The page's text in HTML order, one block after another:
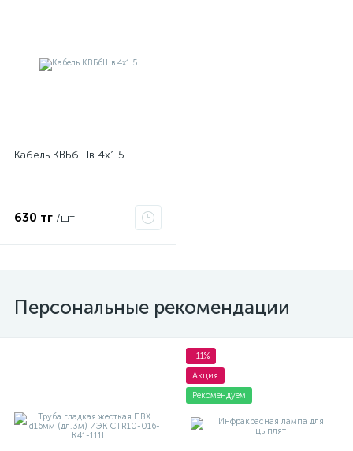
Кабель КВБбШв 4х1.5
630 тг /шт
Персональные рекомендации
-11%
Акция
Рекомендуем